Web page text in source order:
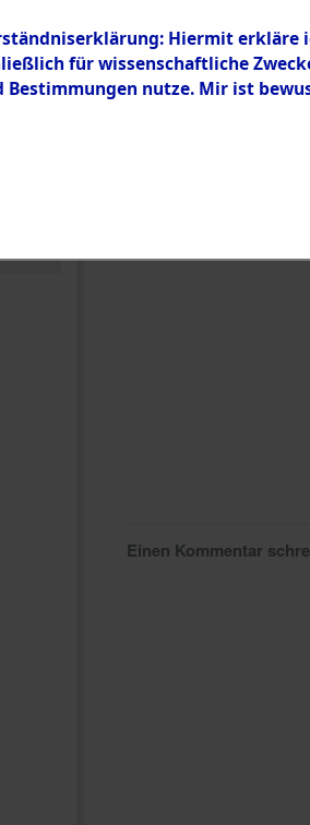
Einen Kommentar
Hiermit erkläre
für wissenschaftliche
Bestimmungen nutze. Mir ist